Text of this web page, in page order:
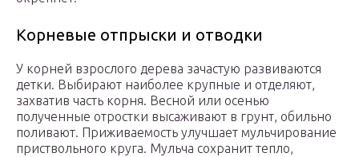
Корневые отпрыски и отводки
У корней взрослого дерева зачастую развиваются
детки. Выбирают наиболее крупные и отделяют,
захватив часть корня. Весной или осенью
полученные отростки высаживают в грунт, обильно
поливают. Приживаемость улучшает мульчирование
приствольного круга. Мульча сохранит тепло,